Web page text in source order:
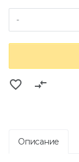
-
favorite_border compare_arrows
Описание